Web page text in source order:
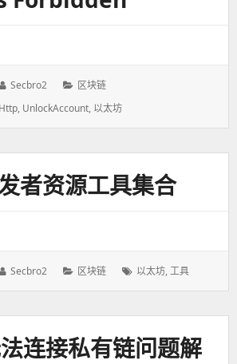
作
Secbro2
分
区块链
Http, UnlockAccount, 以太坊
者资源工具集合
作
Secbro2
分
区块链
标
以太坊,工具
连接私有链问题解